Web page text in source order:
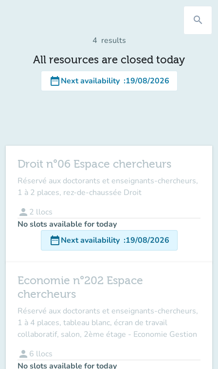
search
4 results
All resources are closed today
date_rangeNext availability :19/08/2026
Droit n°06 Espace chercheurs
Réservé aux doctorants et enseignants-chercheurs,
1 à 2 places, rez-de-chaussée Droit
person 2 llocs
No slots available for today
date_rangeNext availability :19/08/2026
Economie n°202 Espace
chercheurs
Réservé aux doctorants et enseignants-chercheurs,
1 à 4 places, tableau blanc, écran de travail
collaboratif, salon, 2ème étage - Economie Gestion
person 6 llocs
No slots available for today